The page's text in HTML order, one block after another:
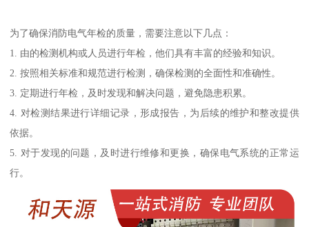
为了确保消防电气年检的质量，需要注意以下几点：
1. 由的检测机构或人员进行年检，他们具有丰富的经验和知识。
2. 按照相关标准和规范进行检测，确保检测的全面性和准确性。
3. 定期进行年检，及时发现和解决问题，避免隐患积累。
4. 对检测结果进行详细记录，形成报告，为后续的维护和整改提供
依据。
5. 对于发现的问题，及时进行维修和更换，确保电气系统的正常运
行。